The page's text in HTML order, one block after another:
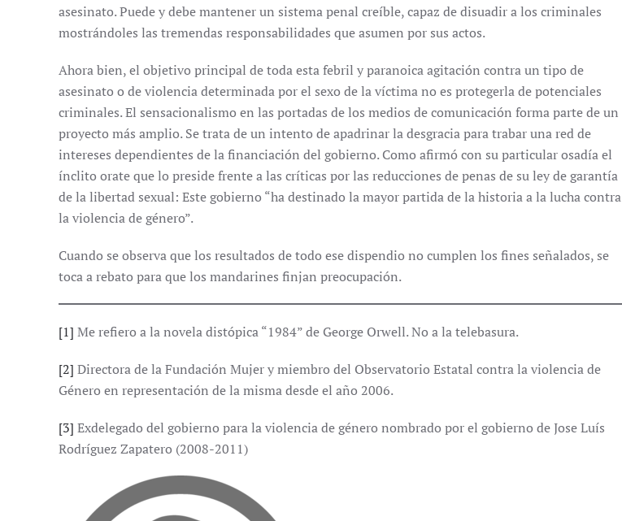
asesinato. Puede y debe mantener un sistema penal creíble, capaz de disuadir a los criminales
mostrándoles las tremendas responsabilidades que asumen por sus actos.
Ahora bien, el objetivo principal de toda esta febril y paranoica agitación contra un tipo de
asesinato o de violencia determinada por el sexo de la víctima no es protegerla de potenciales
criminales. El sensacionalismo en las portadas de los medios de comunicación forma parte de un
proyecto más amplio. Se trata de un intento de apadrinar la desgracia para trabar una red de
intereses dependientes de la financiación del gobierno. Como afirmó con su particular osadía el
ínclito orate que lo preside frente a las críticas por las reducciones de penas de su ley de garantía
de la libertad sexual: Este gobierno “ha destinado la mayor partida de la historia a la lucha contra
la violencia de género”.
Cuando se observa que los resultados de todo ese dispendio no cumplen los fines señalados, se
toca a rebato para que los mandarines finjan preocupación.
[1] Me refiero a la novela distópica “1984” de George Orwell. No a la telebasura.
[2] Directora de la Fundación Mujer y miembro del Observatorio Estatal contra la violencia de
Género en representación de la misma desde el año 2006.
[3] Exdelegado del gobierno para la violencia de género nombrado por el gobierno de Jose Luís
Rodríguez Zapatero (2008-2011)